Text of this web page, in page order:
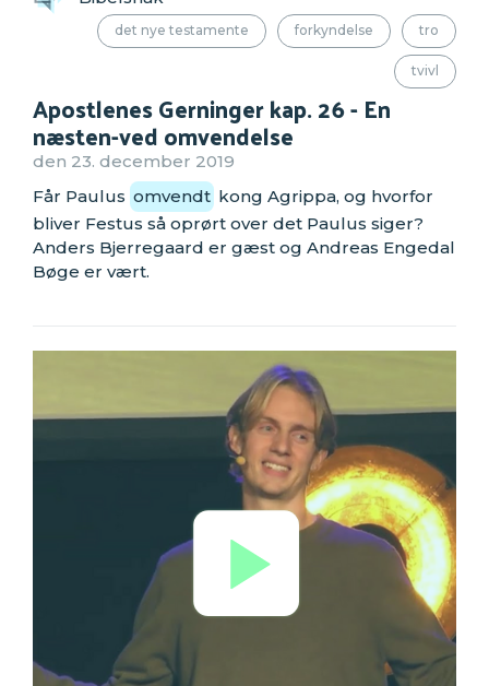
det nye testamente forkyndelse tro
tvivl
Apostlenes Gerninger kap. 26 - En
næsten-ved omvendelse
den 23. december 2019
Får Paulus omvendt kong Agrippa, og hvorfor
bliver Festus så oprørt over det Paulus siger?
Anders Bjerregaard er gæst og Andreas Engedal
Bøge er vært.